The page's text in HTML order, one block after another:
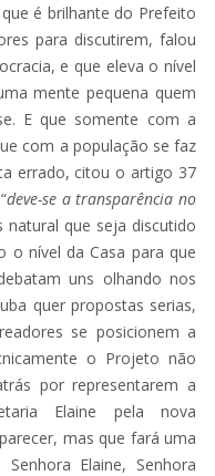
é brilhante do Prefeito
para discutirem, falou
e que eleva o nível
mente pequena quem
E que somente com a
com a população se faz
errado, citou o artigo 37
deve-se a transparência no
natural que seja discutido
o nível da Casa para que
uns olhando nos
quer propostas serias,
se posicionem a
o Projeto não
por representarem a
Elaine pela nova
mas que fará uma
Elaine, Senhora